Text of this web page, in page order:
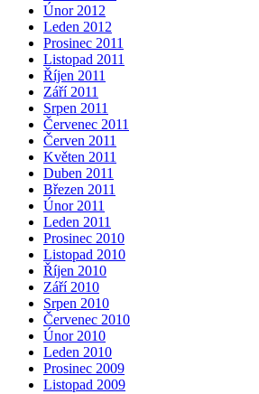
Únor 2012
Leden 2012
Prosinec 2011
Listopad 2011
Říjen 2011
Září 2011
Srpen 2011
Červenec 2011
Červen 2011
Květen 2011
Duben 2011
Březen 2011
Únor 2011
Leden 2011
Prosinec 2010
Listopad 2010
Říjen 2010
Září 2010
Srpen 2010
Červenec 2010
Únor 2010
Leden 2010
Prosinec 2009
Listopad 2009